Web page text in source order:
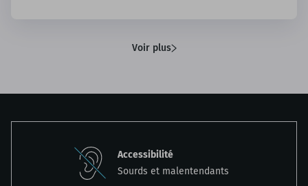
Voir plus
Accessibilité
Sourds et malentendants